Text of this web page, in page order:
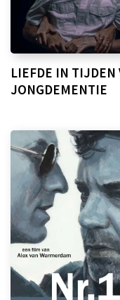
LIEFDE IN TIJDEN
JONGDEMENTIE